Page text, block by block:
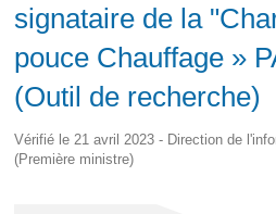
signataire de la
pouce Chauffage »
(Outil de recherche)
Vérifié le 21 avril 2023 - Direction de
(Première ministre)